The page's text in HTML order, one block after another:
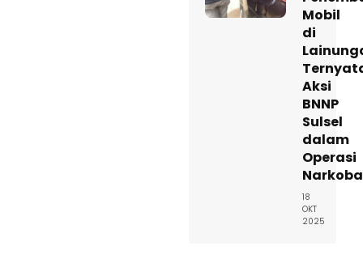
Mobil
di
Aksi
BNNP
Sulsel
dalam
Operasi
Narkoba
18
OKT
2025